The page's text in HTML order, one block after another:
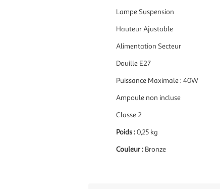
Lampe Suspension
Hauteur Ajustable
Alimentation Secteur
Douille E27
Puissance Maximale : 40W
Ampoule non incluse
Classe 2
Poids :0,25 kg
Couleur : Bronze